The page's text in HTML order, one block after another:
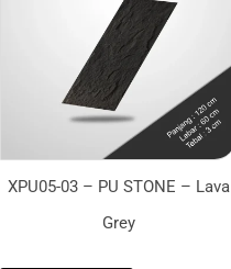
XPU05-03 – PU STONE – Lava
Grey